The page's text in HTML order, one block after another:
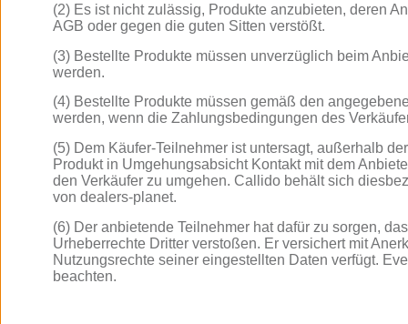
(2) Es ist nicht zulässig, Produkte anzubieten, deren
AGB oder gegen die guten Sitten verstößt.
(3) Bestellte Produkte müssen unverzüglich beim
werden.
(4) Bestellte Produkte müssen gemäß den
werden, wenn die Zahlungsbedingungen des
(5) Dem Käufer-Teilnehmer ist untersagt, außerhalb
Produkt in Umgehungsabsicht Kontakt mit dem
den Verkäufer zu umgehen. Callido behält sich
von dealers-planet.
(6) Der anbietende Teilnehmer hat dafür zu sorgen,
Urheberrechte Dritter verstoßen. Er versichert mit
Nutzungsrechte seiner eingestellten Daten verfügt.
beachten.